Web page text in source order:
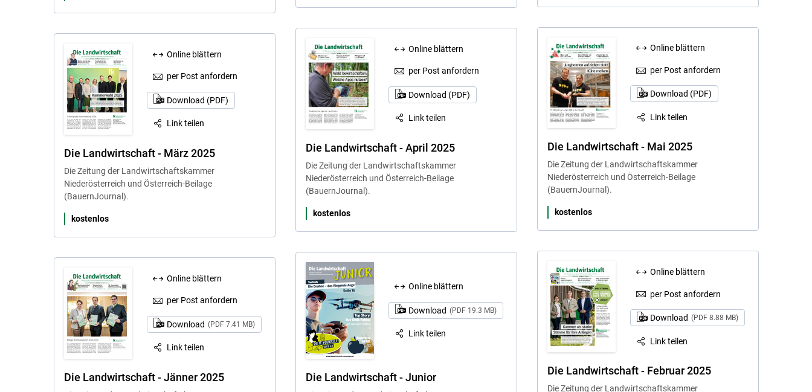
Online blättern
per Post anfordern
Download (PDF)
Link teilen
Die Landwirtschaft - Mai 2025
Die Zeitung der Landwirtschaftskammer
Niederösterreich und Österreich-Beilage
(BauernJournal).
kostenlos
Online blättern
per Post anfordern
Download (PDF)
Link teilen
Die Landwirtschaft - April 2025
Die Zeitung der Landwirtschaftskammer
Niederösterreich und Österreich-Beilage
(BauernJournal).
kostenlos
Online blättern
per Post anfordern
Download (PDF)
Link teilen
Die Landwirtschaft - März 2025
Die Zeitung der Landwirtschaftskammer
Niederösterreich und Österreich-Beilage
(BauernJournal).
kostenlos
Online blättern
per Post anfordern
Download (PDF 8.88 MB)
Link teilen
Die Landwirtschaft - Februar 2025
Die Zeitung der Landwirtschaftskammer
Online blättern
Download (PDF 19.3 MB)
Link teilen
Die Landwirtschaft - Junior
Online blättern
per Post anfordern
Download (PDF 7.41 MB)
Link teilen
Die Landwirtschaft - Jänner 2025